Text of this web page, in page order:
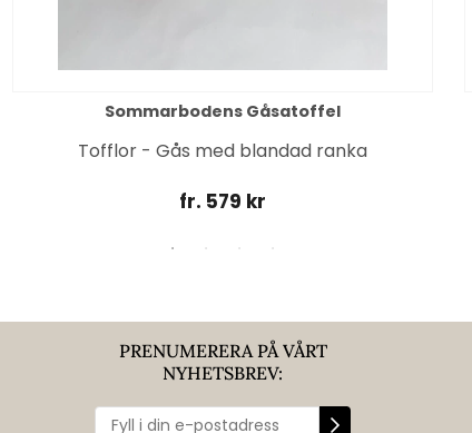
Sommarbodens Gåsatoffel
Tofflor - Gås med blandad ranka
fr. 579 kr
PRENUMERERA PÅ VÅRT
NYHETSBREV: